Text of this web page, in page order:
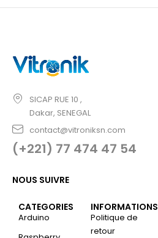
SICAP RUE 10 ,
Dakar, SENEGAL
contact@vitroniksn.com
(+221) 77 474 47 54
CATEGORIES
Arduino
INFORMATIONS
Politique de
retour
NOUS SUIVRE